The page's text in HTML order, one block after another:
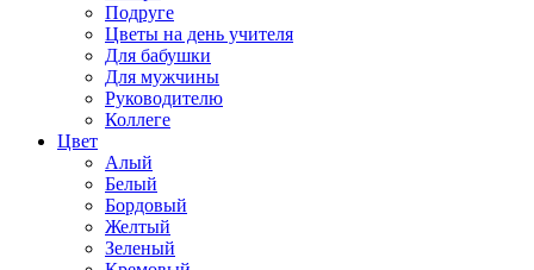
Подруге
Цветы на день учителя
Для бабушки
Для мужчины
Руководителю
Коллеге
Цвет
Алый
Белый
Бордовый
Желтый
Зеленый